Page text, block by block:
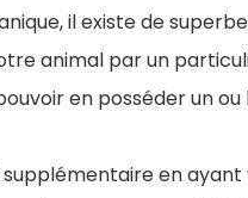
il existe de
animal par un
en posséder un
supplémentaire en